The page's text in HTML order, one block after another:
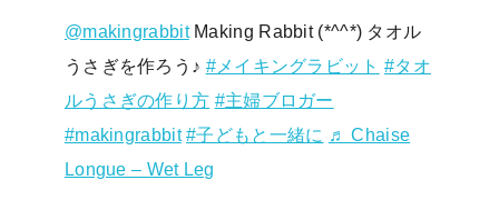
@makingrabbitMaking Rabbit (*^^*) タオル
うさぎを作ろう♪ #メイキングラビット #タオ
ルうさぎの作り方 #主婦ブロガー
#makingrabbit #子どもと一緒に ♬ Chaise
Longue – Wet Leg